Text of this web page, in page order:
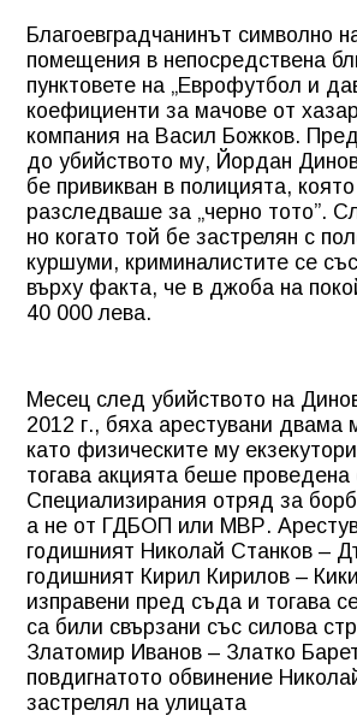
Благоевградчанинът символно
помещения в непосредствена
пунктовете на „Еврофутбол и
коефициенти за мачове от
компания на Васил Божков.
до убийството му, Йордан
бе привикван в полицията, която
разследваше за „черно тото”.
но когато той бе застрелян с
куршуми, криминалистите се
върху факта, че в джоба на
40 000 лева.
Месец след убийството на
2012 г., бяха арестувани двама
като физическите му
тогава акцията беше проведена
Специализирания отряд за
а не от ГДБОП или МВР.
годишният Николай Станков –
годишният Кирил Кирилов –
изправени пред съда и тогава
са били свързани със силова
Златомир Иванов – Златко
повдигнатото обвинение
застрелял на улицата